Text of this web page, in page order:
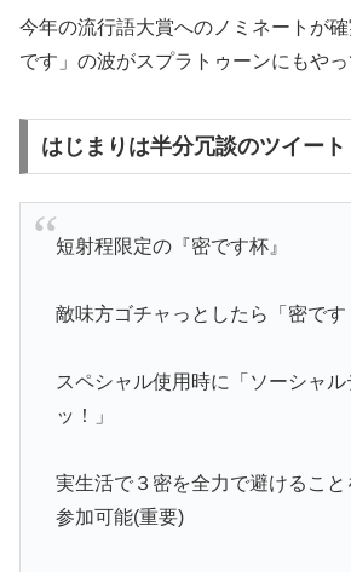
今年の流行語大賞へのノミネートが
です」の波がスプラトゥーンにもやっ
はじまりは半分冗談のツイート
短射程限定の『密です杯』
敵味方ゴチャっとしたら「密です
スペシャル使用時に「ソーシャル
ッ！」
実生活で３密を全力で避けるこ
参加可能(重要)